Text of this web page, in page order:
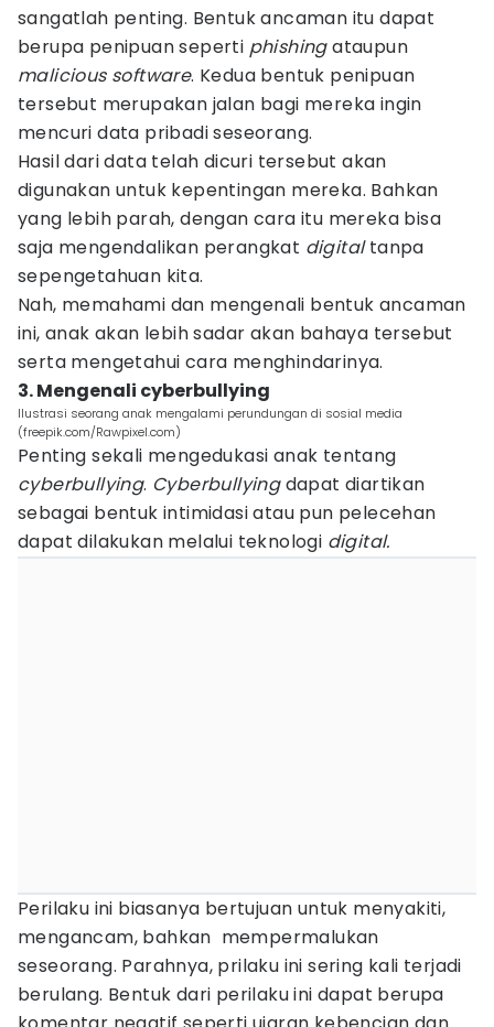
sangatlah penting. Bentuk ancaman itu dapat
berupa penipuan seperti phishingataupun
malicious software. Kedua bentuk penipuan
tersebut merupakan jalan bagi mereka ingin
mencuri data pribadi seseorang.
Hasil dari data telah dicuri tersebut akan
digunakan untuk kepentingan mereka. Bahkan
yang lebih parah, dengan cara itu mereka bisa
saja mengendalikan perangkat digitaltanpa
sepengetahuan kita.
Nah, memahami dan mengenali bentuk ancaman
ini, anak akan lebih sadar akan bahaya tersebut
serta mengetahui cara menghindarinya.
3. Mengenali cyberbullying
Ilustrasi seorang anak mengalami perundungan di sosial media
(freepik.com/Rawpixel.com)
Penting sekali mengedukasi anak tentang
cyberbullying. Cyberbullyingdapat diartikan
sebagai bentuk intimidasi atau pun pelecehan
dapat dilakukan melalui teknologi digital.
Perilaku ini biasanya bertujuan untuk menyakiti,
mengancam, bahkan mempermalukan
seseorang. Parahnya, prilaku ini sering kali terjadi
berulang. Bentuk dari perilaku ini dapat berupa